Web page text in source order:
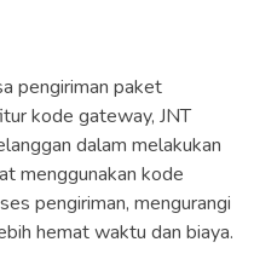
pengiriman paket
kode gateway, JNT
dalam melakukan
menggunakan kode
pengiriman, mengurangi
hemat waktu dan biaya.